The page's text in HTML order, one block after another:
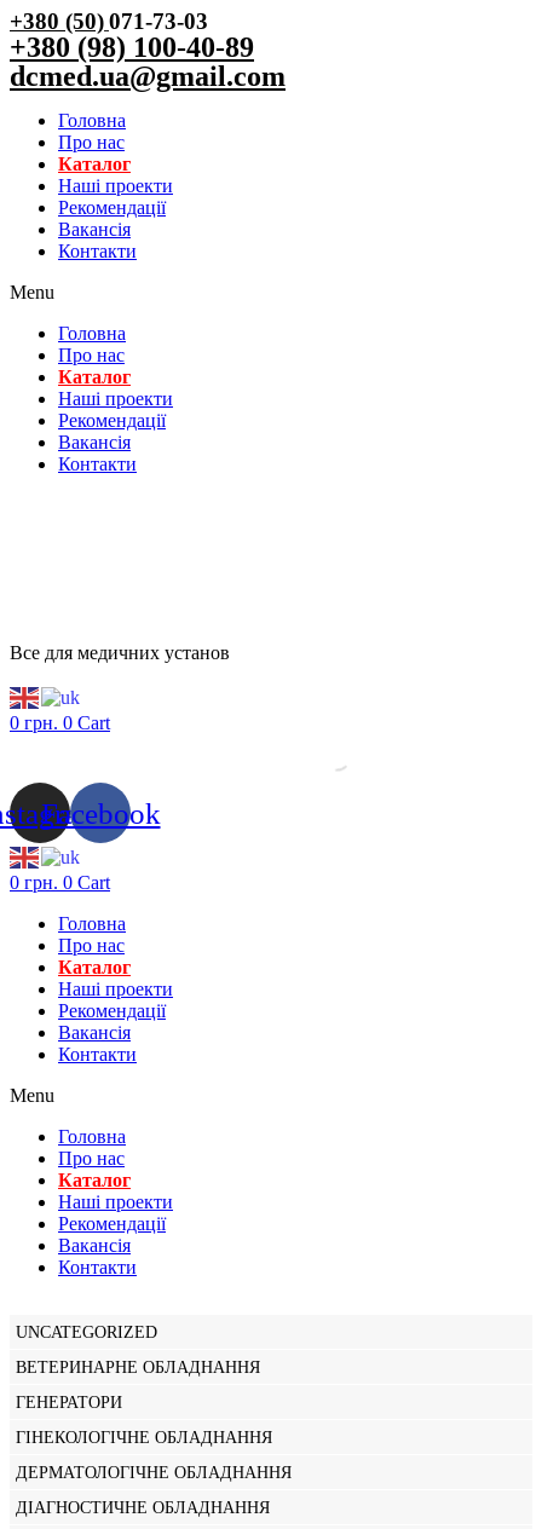
+380 (50)071-73-03
+380 (98) 100-40-89
dcmed.ua@gmail.com
Головна
Про нас
Каталог
Нашi проекти
Рекомендації
Вакансiя
Контакти
Menu
Головна
Про нас
Каталог
Нашi проекти
Рекомендації
Вакансiя
Контакти
Все для медичних установ
0 грн. 0 Cart
Facebook
0 грн. 0 Cart
Головна
Про нас
Каталог
Нашi проекти
Рекомендації
Вакансiя
Контакти
Menu
Головна
Про нас
Каталог
Нашi проекти
Рекомендації
Вакансiя
Контакти
UNCATEGORIZED
ВЕТЕРИНАРНЕ ОБЛАДНАННЯ
ГЕНЕРАТОРИ
ГІНЕКОЛОГІЧНЕ ОБЛАДНАННЯ
ДЕРМАТОЛОГІЧНЕ ОБЛАДНАННЯ
ДІАГНОСТИЧНЕ ОБЛАДНАННЯ